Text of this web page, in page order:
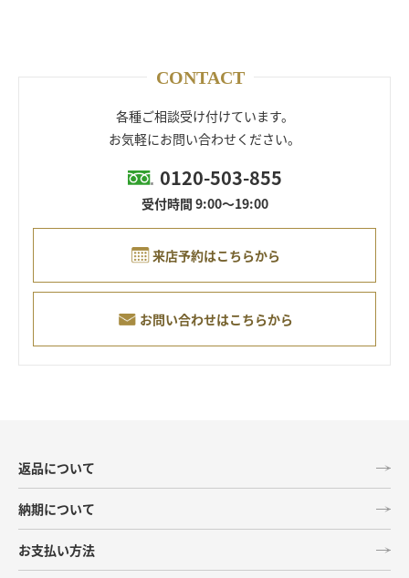
CONTACT
各種ご相談受け付けています。
お気軽にお問い合わせください。
0120-503-855
受付時間 9:00～19:00
来店予約はこちらから
お問い合わせはこちらから
返品について
納期について
お支払い方法